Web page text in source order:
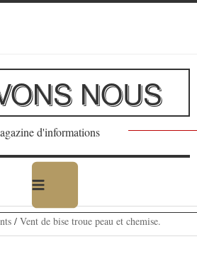
NOUS
d'informations
/ Vent de bise troue peau et chemise.